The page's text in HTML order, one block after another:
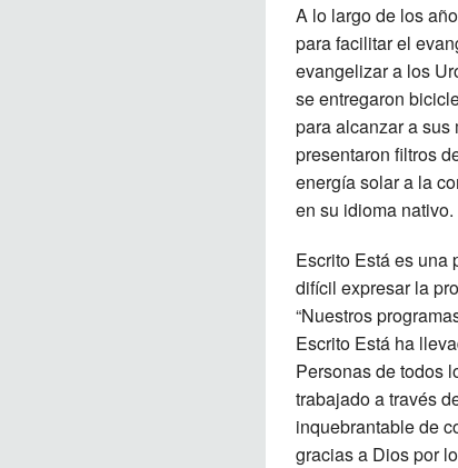
A lo largo de los
para facilitar el
evangelizar a los
se entregaron
para alcanzar a
presentaron filtros
energía solar a la
en su idioma nativo.
Escrito Está es una
difícil expresar la
“Nuestros
Escrito Está ha
Personas de todos
trabajado a través
inquebrantable de
gracias a Dios por